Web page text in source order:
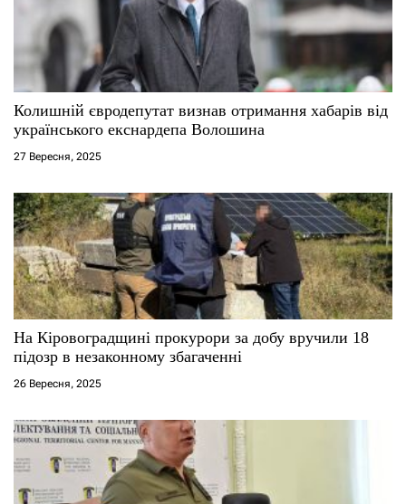
с
і
в
Колишній євродепутат визнав отримання хабарів від
українського екснардепа Волошина
27 Вересня, 2025
На Кіровоградщині прокурори за добу вручили 18
підозр в незаконному збагаченні
26 Вересня, 2025